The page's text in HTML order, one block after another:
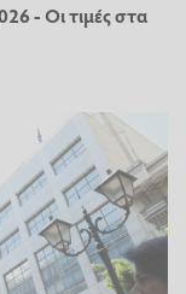
- Οι τιμές στα